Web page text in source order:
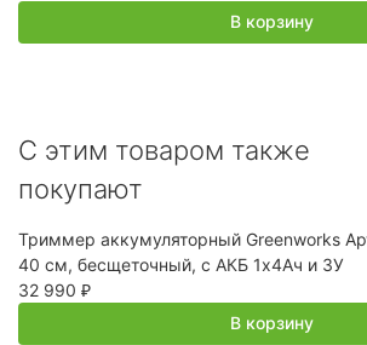
В корзину
C этим товаром также
покупают
Триммер аккумуляторный Greenworks
40 см, бесщеточный, c АКБ 1х4Ач и ЗУ
32 990 ₽
В корзину